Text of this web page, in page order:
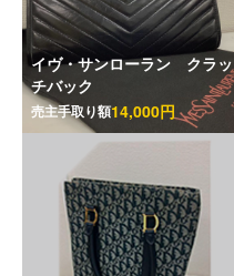
イヴ・サンローラン クラッ
チバック
売主手取り額14,000円